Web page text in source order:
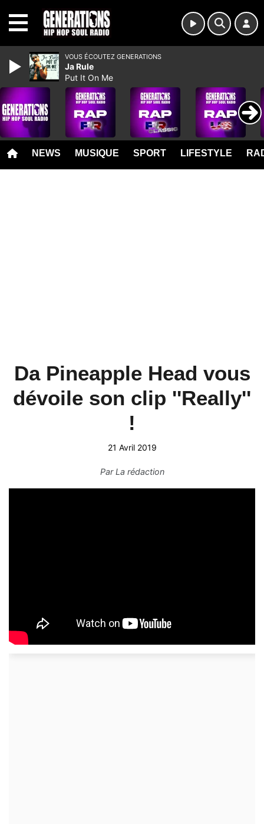
NEWS MUSIQUE SPORT LIFESTYLE
Da Pineapple Head vous
dévoile son clip ''Really''
!
21 Avril 2019
ParLa rédaction
VOUS ÉCOUTEZ GENERATIONS
Ja Rule
Put It On Me